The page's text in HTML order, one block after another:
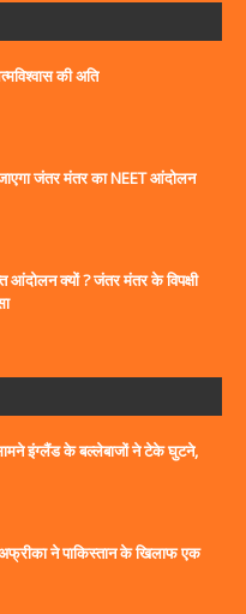
की अति
जंतर मंतर का NEET आंदोलन
आंदोलन क्यों ? जंतर मंतर के विपक्षी
इंग्लैंड के बल्लेबाजों ने टेके घुटने,
ने पाकिस्तान के खिलाफ एक